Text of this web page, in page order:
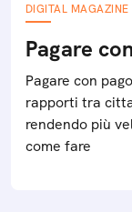
DIGITAL MAGAZINE
Pagare
Pagare con
rapporti tra
rendendo più
come fare